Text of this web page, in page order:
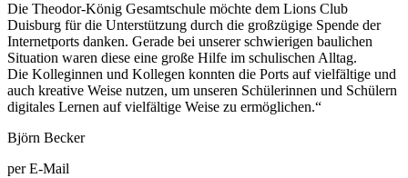
Die Theodor-König Gesamtschule möchte dem Lions Club
Duisburg für die Unterstützung durch die großzügige Spende der
Internetports danken. Gerade bei unserer schwierigen baulichen
Situation waren diese eine große Hilfe im schulischen Alltag.
Die Kolleginnen und Kollegen konnten die Ports auf vielfältige und
auch kreative Weise nutzen, um unseren Schülerinnen und Schülern
digitales Lernen auf vielfältige Weise zu ermöglichen.“
Björn Becker
per E-Mail